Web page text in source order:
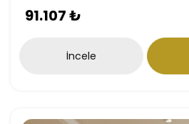
91.107₺
İncele